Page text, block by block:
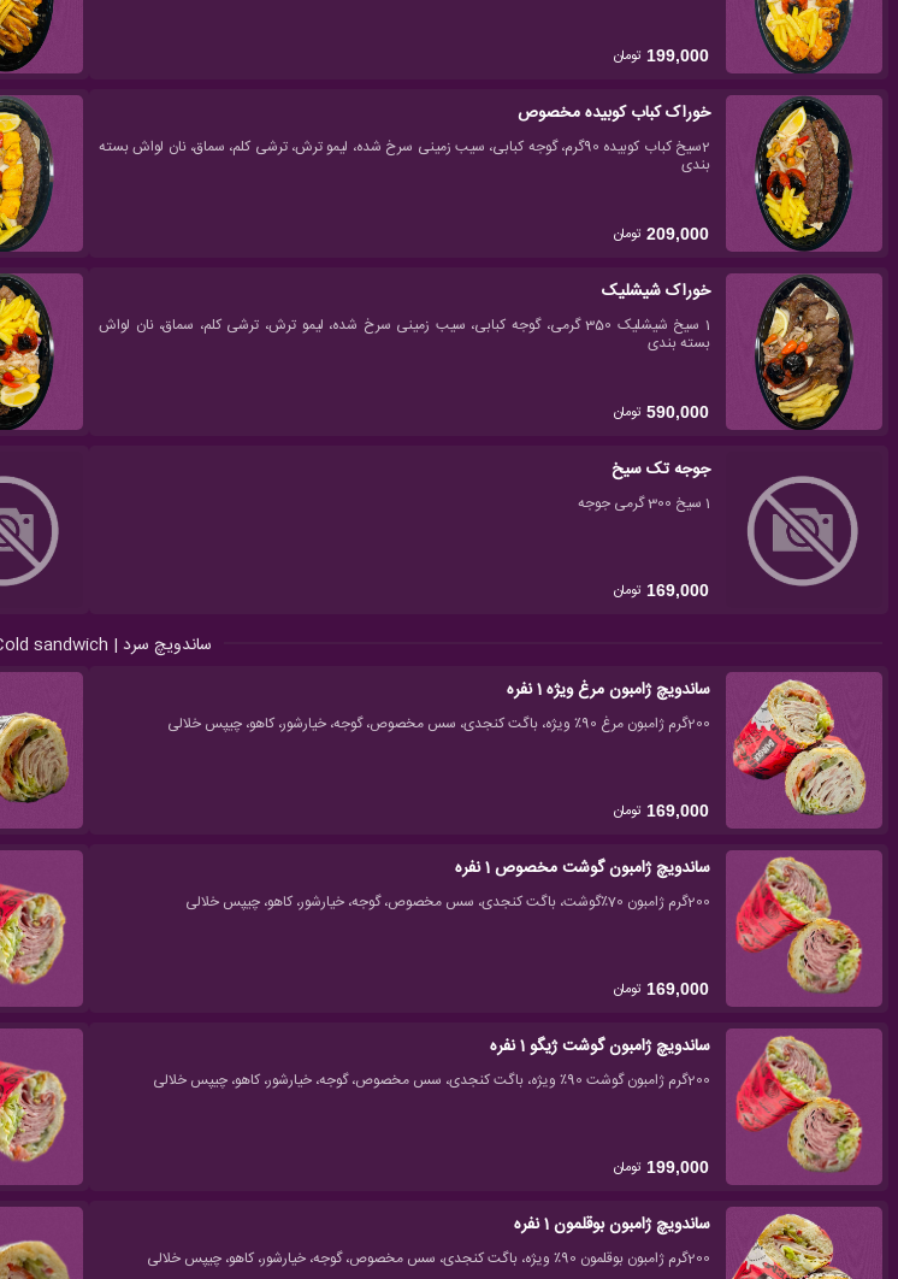
199,000 تومان
خوراک کباب کوبیده مخصوص
2سیخ کباب کوبیده 90گرم، گوجه کبابی، سیب زمینی سرخ شده، لیمو ترش، ترشی کلم، سماق، نان لواش بسته
بندی
209,000 تومان
خوراک شیشلیک
1 سیخ شیشلیک 350 گرمی، گوجه کبابی، سیب زمینی سرخ شده، لیمو ترش، ترشی کلم، سماق، نان لواش
بسته بندی
590,000 تومان
جوجه تک سیخ
1 سیخ 300 گرمی جوجه
169,000 تومان
ساندویچ سرد | Cold sandwich
ساندویچ ژامبون مرغ ویژه 1 نفره
200گرم ژامبون مرغ 90٪ ویژه، باگت کنجدی، سس مخصوص، گوجه، خیارشور، کاهو، چیپس خلالی
169,000 تومان
ساندویچ ژامبون گوشت مخصوص 1 نفره
200گرم ژامبون 70٪گوشت، باگت کنجدی، سس مخصوص، گوجه، خیارشور، کاهو، چیپس خلالی
169,000 تومان
ساندویچ ژامبون گوشت ژیگو 1 نفره
200گرم ژامبون گوشت 90٪ ویژه، باگت کنجدی، سس مخصوص، گوجه، خیارشور، کاهو، چیپس خلالی
199,000 تومان
ساندویچ ژامبون بوقلمون 1 نفره
200گرم ژامبون بوقلمون 90٪ ویژه، باگت کنجدی، سس مخصوص، گوجه، خیارشور، کاهو، چیپس خلالی